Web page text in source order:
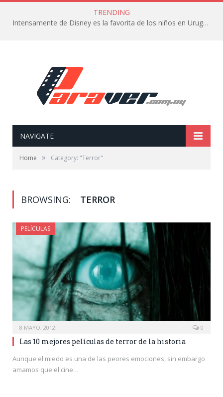
TRENDING
Intensamente de Disney es la favorita de los niños en Uruguay
NAVIGATE
Home » Category: "Terror"
BROWSING: TERROR
PELÍCULAS
8 MAYO, 2012 0
Las 10 mejores películas de terror de la historia
Aunque el miedo es una de las peores emociones, sin embargo
amamos que el cine…